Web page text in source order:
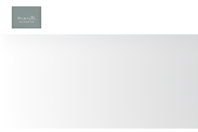
Personalizing your cookie choices